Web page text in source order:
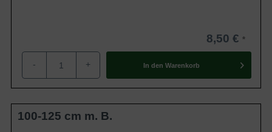
Zuwachs von bis zu 30 cm, gehört diese Sorte zu den
schnell wachsenden Heckenpflanzen
Inhaltsübersicht
Thuja occidentalis ´Smaragd´
8,50 €
- + In den Warenkorb
100-125 cm m. B.